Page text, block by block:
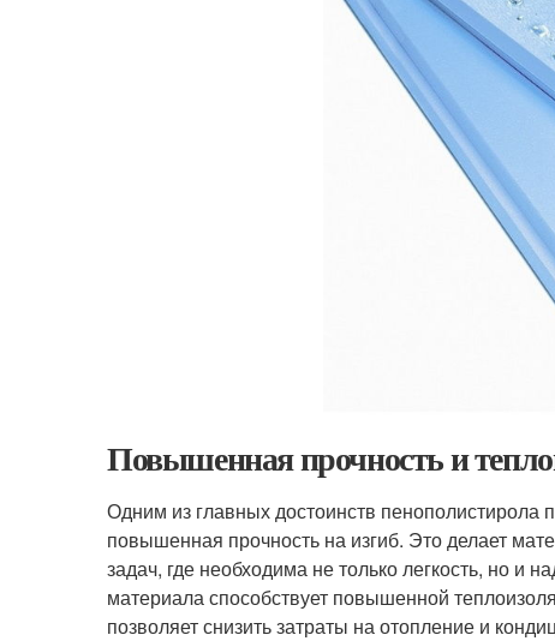
Повышенная прочность и
Одним из главных достоинств пенополистирола
повышенная прочность на изгиб. Это делает
задач, где необходима не только легкость, но и
материала способствует повышенной
позволяет снизить затраты на отопление и